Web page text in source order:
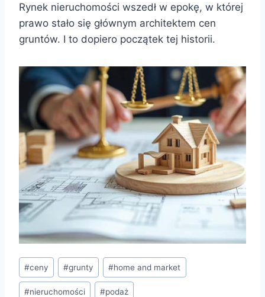
Rynek nieruchomości wszedł w epokę, w której
prawo stało się głównym architektem cen
gruntów. I to dopiero początek tej historii.
#ceny #grunty #home and market
#nieruchomości #podaż